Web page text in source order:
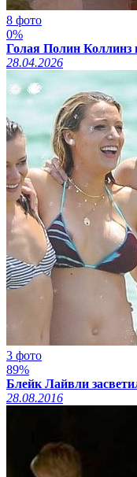
8 фото
0%
Голая Полин
28.04.2026
3 фото
89%
Блейк Лайвли
28.08.2016